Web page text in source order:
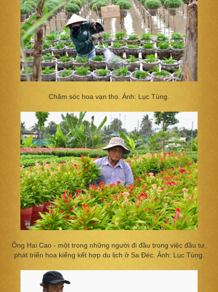
Chăm sóc hoa vạn thọ. Ảnh: Lục Tùng.
Ông Hai Cao - một trong những người đi đầu trong việc đầu tư,
phát triển hoa kiểng kết hợp du lịch ở Sa Đéc. Ảnh: Lục Tùng.